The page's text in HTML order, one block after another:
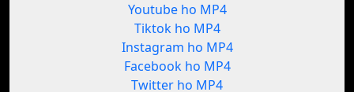
Youtube ho MP4
Tiktok ho MP4
Instagram ho MP4
Facebook ho MP4
Twitter ho MP4